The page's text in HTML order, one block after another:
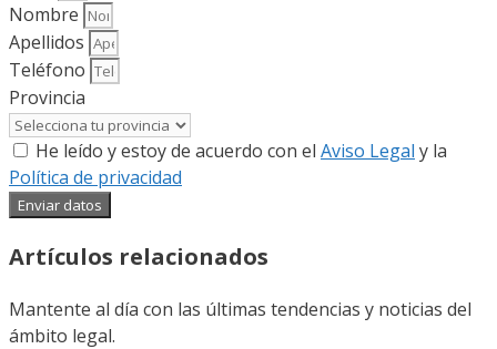
Nombre
Apellidos
Teléfono
Provincia
He leído y estoy de acuerdo con el Aviso Legal y la
Política de privacidad
Enviar datos
Artículos relacionados
Mantente al día con las últimas tendencias y noticias del
ámbito legal.